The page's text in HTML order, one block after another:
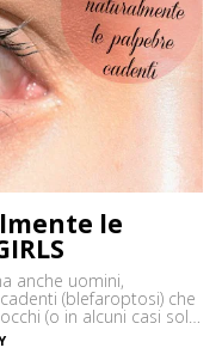
le
anche uomini,
(blefaroptosi) che
(o in alcuni casi solo
del bulbo. Questo